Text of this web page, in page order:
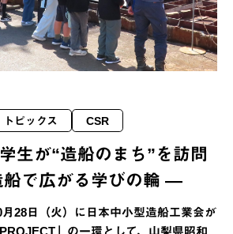
トピックス CSR
生が“造船のまち”を訪問
で広がる学びの輪 ―
28日（火）に日本中小型造船工業会が
」の一環として、山梨県昭和